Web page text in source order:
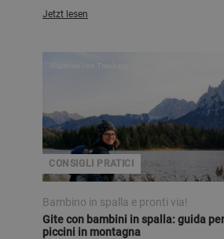
Jetzt lesen
CONSIGLI PRATICI
Bambino in spalla e pronti via!
Gite con bambini in spalla: guida
piccini in montagna